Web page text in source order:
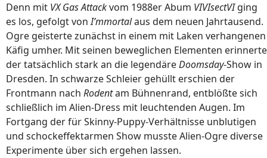
Denn mit VX Gas Attackvom 1988er Abum VIVIsectVIging
es los, gefolgt vonI’mmortalaus dem neuen Jahrtausend.
Ogre geisterte zunächst in einem mit Laken verhangenen
Käfig umher. Mit seinen beweglichen Elementen erinnerte
der tatsächlich stark an die legendäreDoomsday-Show in
Dresden. In schwarze Schleier gehüllt erschien der
Frontmann nach Rodentam Bühnenrand, entblößte sich
schließlich im Alien-Dress mit leuchtenden Augen. Im
Fortgang der für Skinny-Puppy-Verhältnisse unblutigen
und schockeffektarmen Show musste Alien-Ogre diverse
Experimente über sich ergehen lassen.